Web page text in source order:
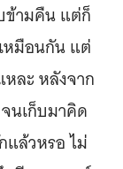
ข้ามคืน แต่ก็
หมือนกัน แต่
ละ หลังจาก
นเก็บมาคิด
แล้วหรอ ไม่